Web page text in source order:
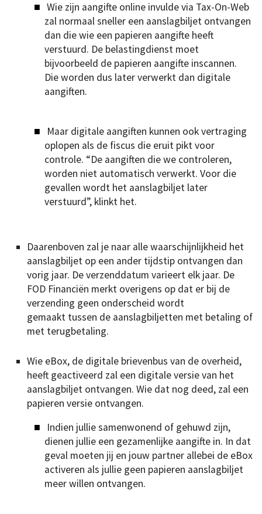
Wie zijn aangifte online invulde via Tax-On-Web
zal normaal sneller een aanslagbiljet ontvangen
dan die wie een papieren aangifte heeft
verstuurd. De belastingdienst moet
bijvoorbeeld de papieren aangifte inscannen.
Die worden dus later verwerkt dan digitale
aangiften.
Maar digitale aangiften kunnen ook vertraging
oplopen als de fiscus die eruit pikt voor
controle. “De aangiften die we controleren,
worden niet automatisch verwerkt. Voor die
gevallen wordt het aanslagbiljet later
verstuurd”, klinkt het.
Daarenboven zal je naar alle waarschijnlijkheid het
aanslagbiljet op een ander tijdstip ontvangen dan
vorig jaar. De verzenddatum varieert elk jaar. De
FOD Financiën merkt overigens op dat er bij de
verzending geen onderscheid wordt
gemaakt tussen de aanslagbiljetten met betaling of
met terugbetaling.
Wie eBox, de digitale brievenbus van de overheid,
heeft geactiveerd zal een digitale versie van het
aanslagbiljet ontvangen. Wie dat nog deed, zal een
papieren versie ontvangen.
Indien jullie samenwonend of gehuwd zijn,
dienen jullie een gezamenlijke aangifte in. In dat
geval moeten jij en jouw partner allebei de eBox
activeren als jullie geen papieren aanslagbiljet
meer willen ontvangen.